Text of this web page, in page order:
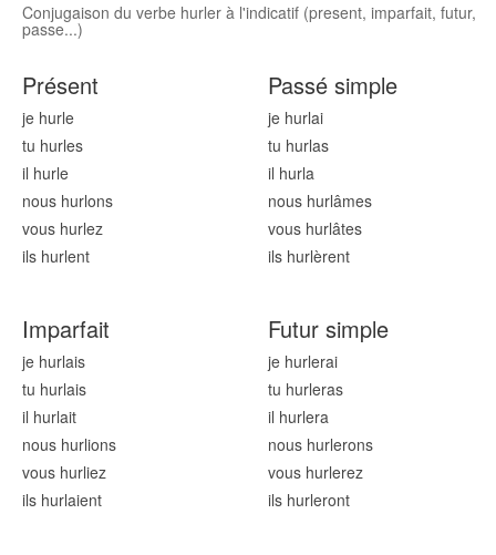
Conjugaison du verbe hurler à l'indicatif (present, imparfait, futur,
passe...)
Présent
je hurle
tu hurles
il hurle
nous hurlons
vous hurlez
ils hurlent
Passé simple
je hurlai
tu hurlas
il hurla
nous hurlâmes
vous hurlâtes
ils hurlèrent
Imparfait
je hurlais
tu hurlais
il hurlait
nous hurlions
vous hurliez
ils hurlaient
Futur simple
je hurlerai
tu hurleras
il hurlera
nous hurlerons
vous hurlerez
ils hurleront